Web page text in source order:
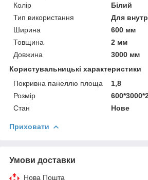
Колір
Білий
Тип використання
Для
Ширина
600 мм
Товщина
2 мм
Довжина
3000 мм
Користувальницькі характеристики
Покривна панеллю площа
1,8
Розмір
Стан
Нове
Приховати
Умови доставки
Нова Пошта